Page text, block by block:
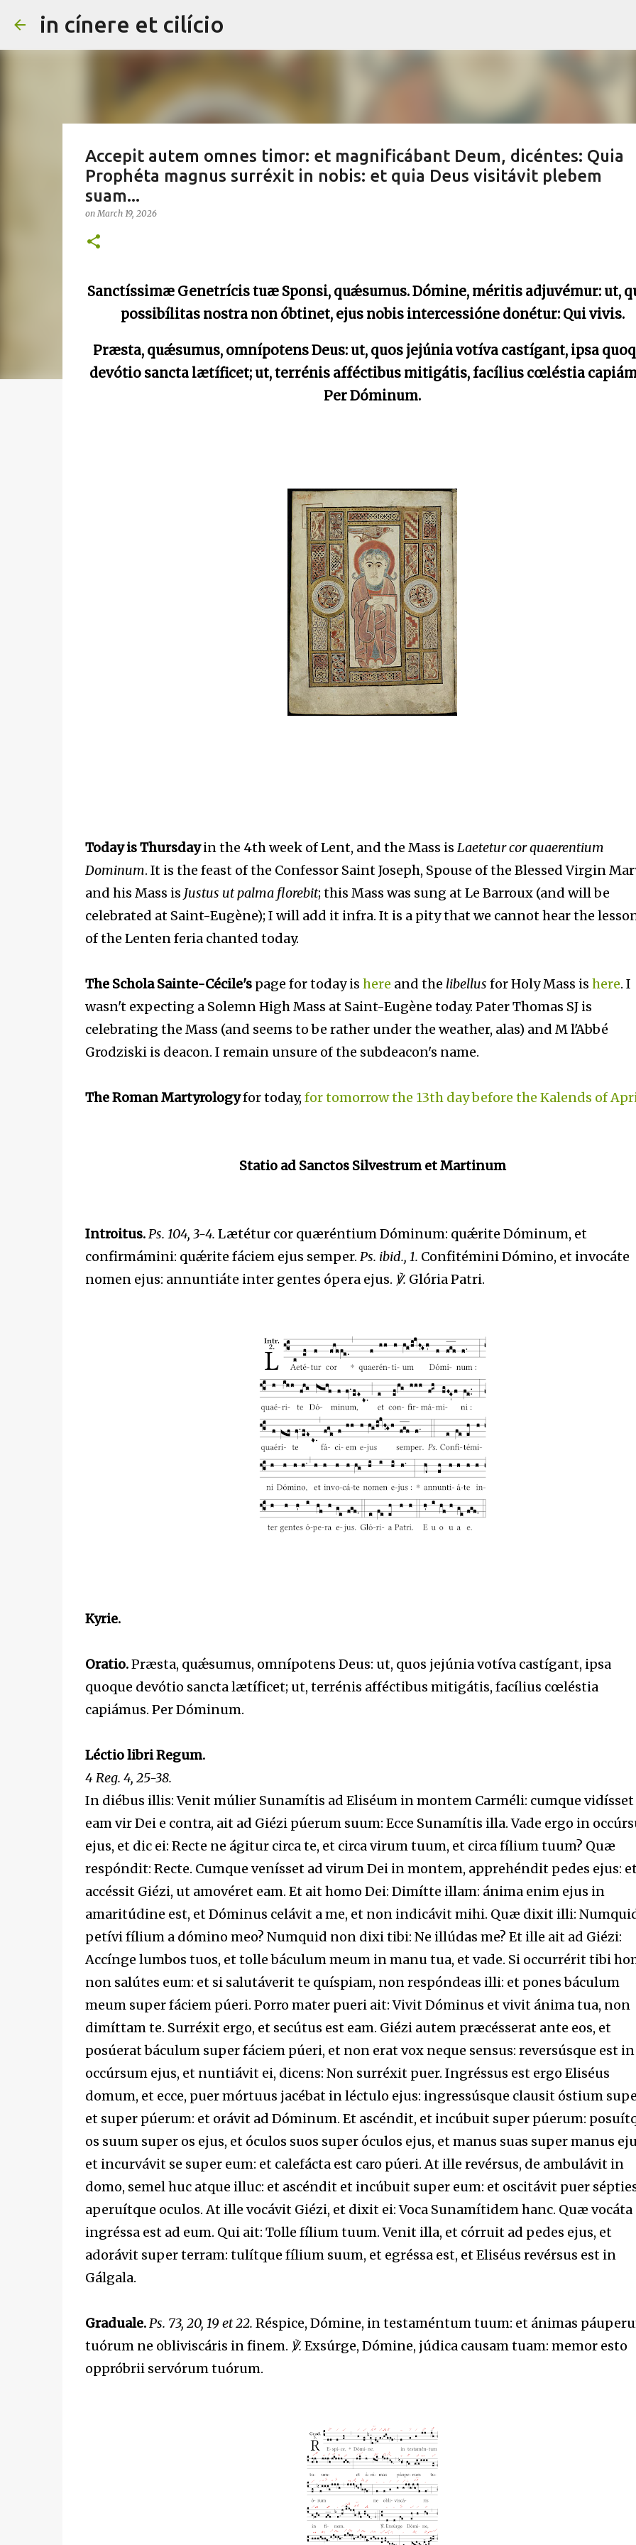
in cínere et cilício
Accepit autem omnes timor: et magnificábant Deum, dicéntes: Quia
Prophéta magnus surréxit in nobis: et quia Deus visitávit plebem
suam...
onMarch 19, 2026
Sanctíssimæ Genetrícis tuæ Sponsi, quǽsumus. Dómine, méritis adjuvémur: ut,
possibílitas nostra non óbtinet, ejus nobis intercessióne donétur: Qui vivis.
Præsta, quǽsumus, omnípotens Deus: ut, quos jejúnia votíva castígant, ipsa
devótio sancta lætíficet; ut, terrénis afféctibus mitigátis, facílius cœléstia
Per Dóminum.
Today is Thursdayin the 4th week of Lent, and the Mass is Laetetur cor quaerentium
Dominum. It is the feast of the Confessor Saint Joseph, Spouse of the Blessed Virgin
and his Mass is Justus ut palma florebit; this Mass was sung at Le Barroux (and will be
celebrated at Saint-Eugène); I will add it infra. It is a pity that we cannot hear the
of the Lenten feria chanted today.
The Schola Sainte-Cécile'spage for today is here and the libellus for Holy Mass is here. I
wasn't expecting a Solemn High Mass at Saint-Eugène today. Pater Thomas SJ is
celebrating the Mass (and seems to be rather under the weather, alas) and M l'Abbé
Grodziski is deacon. I remain unsure of the subdeacon's name.
The Roman Martyrologyfor today, for tomorrow the 13th day before the Kalends of
Statio ad Sanctos Silvestrum et Martinum
Introitus.Ps. 104, 3-4. Lætétur cor quæréntium Dóminum: quǽrite Dóminum, et
confirmámini: quǽrite fáciem ejus semper. Ps. ibid., 1. Confitémini Dómino, et invocáte
nomen ejus: annuntiáte inter gentes ópera ejus. ℣. Glória Patri.
Kyrie.
Oratio.Præsta, quǽsumus, omnípotens Deus: ut, quos jejúnia votíva castígant, ipsa
quoque devótio sancta lætíficet; ut, terrénis afféctibus mitigátis, facílius cœléstia
capiámus. Per Dóminum.
Léctio libri Regum.
4 Reg. 4, 25-38.
In diébus illis: Venit múlier Sunamítis ad Eliséum in montem Carméli: cumque vidísset
eam vir Dei e contra, ait ad Giézi púerum suum: Ecce Sunamítis illa. Vade ergo in
ejus, et dic ei: Recte ne ágitur circa te, et circa virum tuum, et circa fílium tuum? Quæ
respóndit: Recte. Cumque venísset ad virum Dei in montem, apprehéndit pedes ejus:
accéssit Giézi, ut amovéret eam. Et ait homo Dei: Dimítte illam: ánima enim ejus in
amaritúdine est, et Dóminus celávit a me, et non indicávit mihi. Quæ dixit illi:
petívi fílium a dómino meo? Numquid non dixi tibi: Ne illúdas me? Et ille ait ad Giézi:
Accínge lumbos tuos, et tolle báculum meum in manu tua, et vade. Si occurrérit tibi
non salútes eum: et si salutáverit te quíspiam, non respóndeas illi: et pones báculum
meum super fáciem púeri. Porro mater pueri ait: Vivit Dóminus et vivit ánima tua, non
dimíttam te. Surréxit ergo, et secútus est eam. Giézi autem præcésserat ante eos, et
posúerat báculum super fáciem púeri, et non erat vox neque sensus: reversúsque est in
occúrsum ejus, et nuntiávit ei, dicens: Non surréxit puer. Ingréssus est ergo Eliséus
domum, et ecce, puer mórtuus jacébat in léctulo ejus: ingressúsque clausit óstium
et super púerum: et orávit ad Dóminum. Et ascéndit, et incúbuit super púerum:
os suum super os ejus, et óculos suos super óculos ejus, et manus suas super manus
et incurvávit se super eum: et calefácta est caro púeri. At ille revérsus, de ambulávit in
domo, semel huc atque illuc: et ascéndit et incúbuit super eum: et oscitávit puer
aperuítque oculos. At ille vocávit Giézi, et dixit ei: Voca Sunamítidem hanc. Quæ vocáta
ingréssa est ad eum. Qui ait: Tolle fílium tuum. Venit illa, et córruit ad pedes ejus, et
adorávit super terram: tulítque fílium suum, et egréssa est, et Eliséus revérsus est in
Gálgala.
Graduale.Ps. 73, 20, 19 et 22. Réspice, Dómine, in testaméntum tuum: et ánimas
tuórum ne obliviscáris in finem. ℣. Exsúrge, Dómine, júdica causam tuam: memor esto
oppróbrii servórum tuórum.